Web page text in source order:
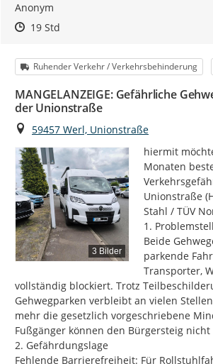
Anonym
Zeitpunkt des Erstellens
Zeitpunkt des Erstellens
19 StdZur Äußerung
Kategorie
Ruhender Verkehr / Verkehrsbehinderung
MANGELANZEIGE: Gefährliche
der Unionstraße
Ort
59457 Werl, Unionstraße
3 Bilder
hiermit
Monaten
Unionstraße
Stahl / TÜV
1.
Beide
parkende
Transporter,
vollständig blockiert. Trotz
Gehwegparken verbleibt an vielen
mehr die gesetzlich vorgeschriebene
Fußgänger können den Bürgersteig
2. Gefährdungslage
Fehlende Barrierefreiheit: Für